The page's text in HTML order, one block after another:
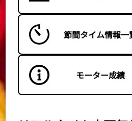
節間タイム情報一
モーター成績